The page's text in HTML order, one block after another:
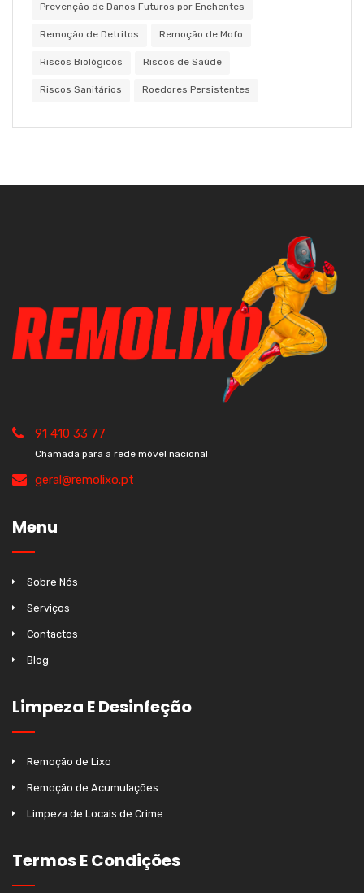
Prevenção de Danos Futuros por Enchentes
Remoção de Detritos Remoção de Mofo
Riscos Biológicos Riscos de Saúde
Riscos Sanitários Roedores Persistentes
91 410 33 77
Chamada para a rede móvel nacional
geral@remolixo.pt
Menu
Sobre Nós
Serviços
Contactos
Blog
Limpeza E Desinfeção
Remoção de Lixo
Remoção de Acumulações
Limpeza de Locais de Crime
Termos E Condições